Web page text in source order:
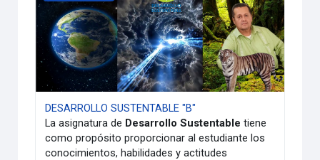
DESARROLLO SUSTENTABLE "B"
La asignatura de Desarrollo Sustentable tiene
como propósito proporcionar al estudiante los
conocimientos, habilidades y actitudes